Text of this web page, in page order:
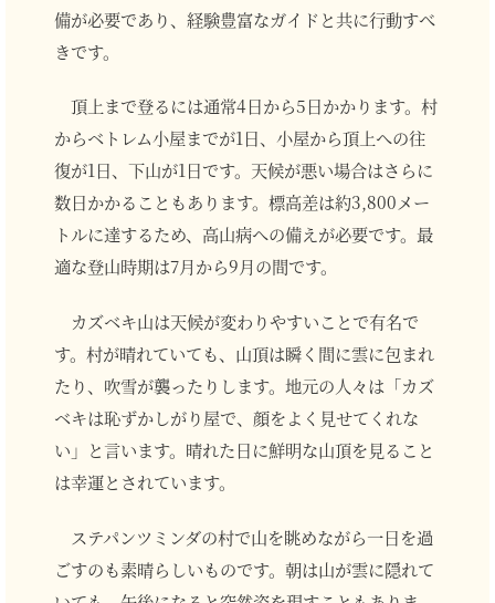
備が必要であり、経験豊富なガイドと共に行動すべ
きです。
頂上まで登るには通常4日から5日かかります。村
からベトレム小屋までが1日、小屋から頂上への往
復が1日、下山が1日です。天候が悪い場合はさらに
数日かかることもあります。標高差は約3,800メー
トルに達するため、高山病への備えが必要です。最
適な登山時期は7月から9月の間です。
カズベキ山は天候が変わりやすいことで有名で
す。村が晴れていても、山頂は瞬く間に雲に包まれ
たり、吹雪が襲ったりします。地元の人々は「カズ
ベキは恥ずかしがり屋で、顔をよく見せてくれな
い」と言います。晴れた日に鮮明な山頂を見ること
は幸運とされています。
ステパンツミンダの村で山を眺めながら一日を過
ごすのも素晴らしいものです。朝は山が雲に隠れて